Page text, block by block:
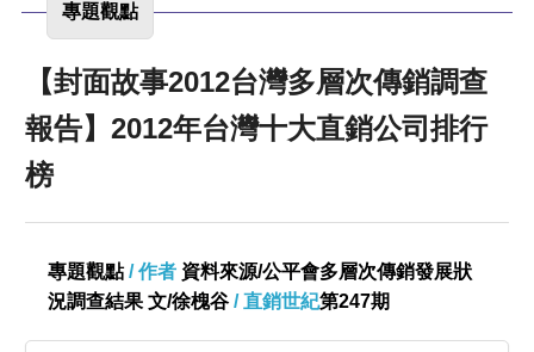
專題觀點
【封面故事2012台灣多層次傳銷調查
報告】2012年台灣十大直銷公司排行
榜
專題觀點/ 作者 資料來源/公平會多層次傳銷發展狀
況調查結果 文/徐槐谷 / 直銷世紀第247期